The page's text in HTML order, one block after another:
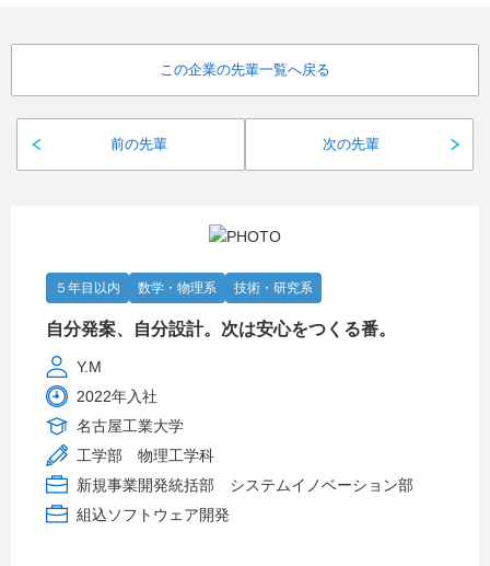
前の先輩
この企業の先輩一覧へ戻る
次の先輩
５年目以内 数学・物理系 技術・研究系
自分発案、自分設計。次は安心をつくる番。
Y.M
2022年入社
名古屋工業大学
工学部 物理工学科
新規事業開発統括部 システムイノベーション部
組込ソフトウェア開発